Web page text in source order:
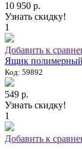
10 950 р.
Узнать скидку!
1
Добавить к
Ящик полимерный
Код: 59892
549 р.
Узнать скидку!
1
Добавить к